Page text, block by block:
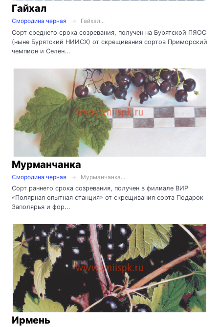
Гайхал
Смородина черная
Гайхал...
Сорт среднего срока созревания, получен на Бурятской ПЯОС
(ныне Бурятский НИИСХ) от скрещивания сортов Приморский
чемпион и Селен...
Мурманчанка
Смородина черная
Мурманчанка...
Сорт раннего срока созревания, получен в филиале ВИР
«Полярная опытная станция» от скрещивания сорта Подарок
Заполярья и фор...
Ирмень